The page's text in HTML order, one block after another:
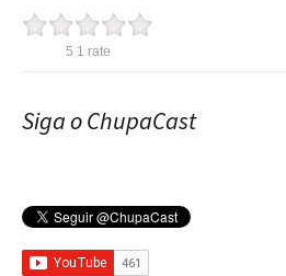
5 1 rate
Siga o ChupaCast